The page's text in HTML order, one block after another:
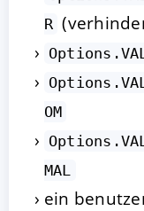
R
OM
MAL
ein